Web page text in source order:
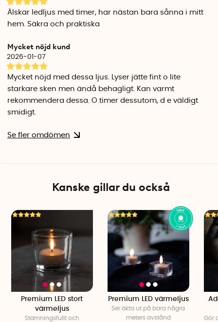
Älskar ledljus med timer, har nästan bara sånna i mitt
hem. Säkra och praktiska
Mycket nöjd kund
2026-01-07
Mycket nöjd med dessa ljus. Lyser jätte fint o lite
starkare sken men ändå behagligt. Kan varmt
rekommendera dessa. O timer dessutom, d e väldigt
smidigt.
Se fler omdömen
Kanske gillar du också
Premium LED stort
värmeljus
Stämningsfullt och
Premium LED värmeljus
Ser äkta ut på bara några
meters avstånd
Gör